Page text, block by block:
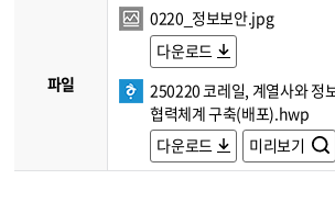
파일
0220_정보보안.jpg
다운로드
250220 코레일, 계열사와 정
협력체계 구축(배포).hwp
다운로드
미리보기